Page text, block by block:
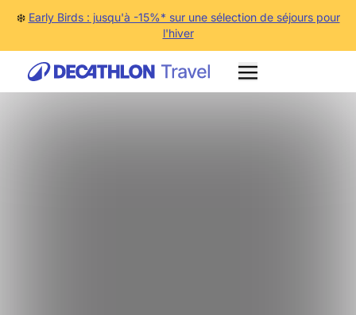
❄️ Early Birds : jusqu'à -15%* sur une sélection de séjours pour
l'hiver